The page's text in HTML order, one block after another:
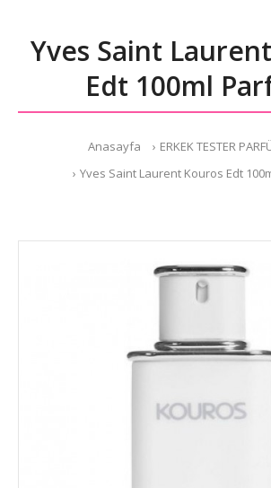
Yves Saint
Edt 100ml
Anasayfa
ERKEK TESTER
Yves Saint Laurent Kouros Edt